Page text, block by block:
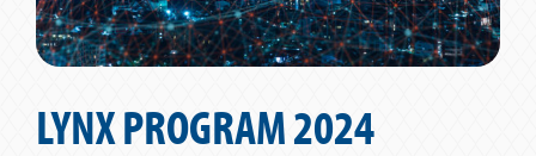
LYNX PROGRAM 2024